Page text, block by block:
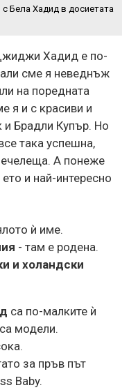
Бела Хадид в досиетата
Хадид е по-
сме я неведнъж
на поредната
я и с красиви и
Брадли Купър. Но
така успешна,
А понеже
и най-интересно
ѝ име.
- там е родена.
и холандски
са по-малките ѝ
модели.
за пръв път
Baby.